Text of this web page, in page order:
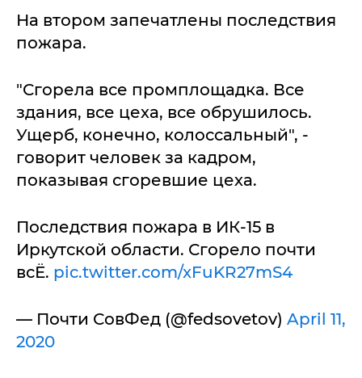
На втором запечатлены последствия
пожара.
"Сгорела все промплощадка. Все
здания, все цеха, все обрушилось.
Ущерб, конечно, колоссальный", -
говорит человек за кадром,
показывая сгоревшие цеха.
Последствия пожара в ИК-15 в
Иркутской области. Сгорело почти
всЁ. pic.twitter.com/xFuKR27mS4
— Почти СовФед (@fedsovetov) April 11,
2020